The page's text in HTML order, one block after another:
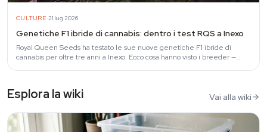
CULTURE·21 lug 2026
Genetiche F1 ibride di cannabis: dentro i test RQS a Inexo
Royal Queen Seeds ha testato le sue nuove genetiche F1 ibride di
cannabis per oltre tre anni a Inexo. Ecco cosa hanno visto i breeder —
Esplora la wiki Vai alla wiki